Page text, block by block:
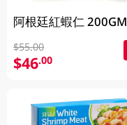
阿根廷紅蝦仁 200GM
$55.00
$46.00